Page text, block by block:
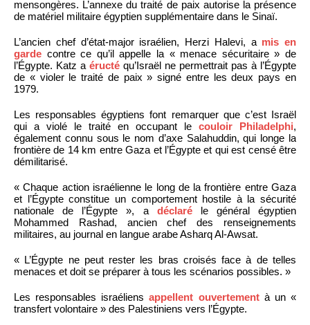
mensongères. L’annexe du traité de paix autorise la présence
de matériel militaire égyptien supplémentaire dans le Sinaï.
L’ancien chef d’état-major israélien, Herzi Halevi, a mis en
garde contre ce qu’il appelle la « menace sécuritaire » de
l’Égypte. Katz a éructé qu’Israël ne permettrait pas à l’Égypte
de « violer le traité de paix » signé entre les deux pays en
1979.
Les responsables égyptiens font remarquer que c’est Israël
qui a violé le traité en occupant le couloir Philadelphi,
également connu sous le nom d’axe Salahuddin, qui longe la
frontière de 14 km entre Gaza et l’Égypte et qui est censé être
démilitarisé.
« Chaque action israélienne le long de la frontière entre Gaza
et l’Égypte constitue un comportement hostile à la sécurité
nationale de l’Égypte », a déclaréle général égyptien
Mohammed Rashad, ancien chef des renseignements
militaires, au journal en langue arabe Asharq Al-Awsat.
« L’Égypte ne peut rester les bras croisés face à de telles
menaces et doit se préparer à tous les scénarios possibles. »
Les responsables israéliensappellent ouvertementà un «
transfert volontaire » des Palestiniens vers l’Égypte.